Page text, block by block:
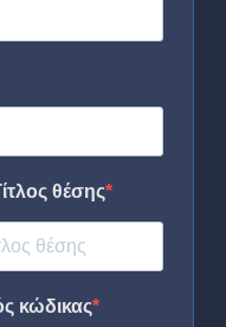
θέσης
κώδικας